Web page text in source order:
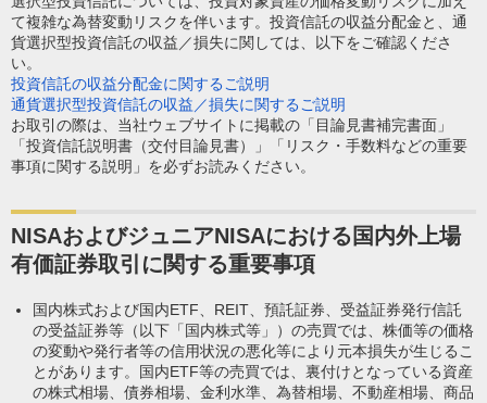
て複雑な為替変動リスクを伴います。投資信託の収益分配金と、通
貨選択型投資信託の収益／損失に関しては、以下をご確認くださ
い。
投資信託の収益分配金に関するご説明
通貨選択型投資信託の収益／損失に関するご説明
お取引の際は、当社ウェブサイトに掲載の「目論見書補完書面」
「投資信託説明書（交付目論見書）」「リスク・手数料などの重要
事項に関する説明」を必ずお読みください。
NISAおよびジュニアNISAにおける国内外上場
有価証券取引に関する重要事項
国内株式および国内ETF、REIT、預託証券、受益証券発行信託
の受益証券等（以下「国内株式等」）の売買では、株価等の価格
の変動や発行者等の信用状況の悪化等により元本損失が生じるこ
とがあります。国内ETF等の売買では、裏付けとなっている資産
の株式相場、債券相場、金利水準、為替相場、不動産相場、商品